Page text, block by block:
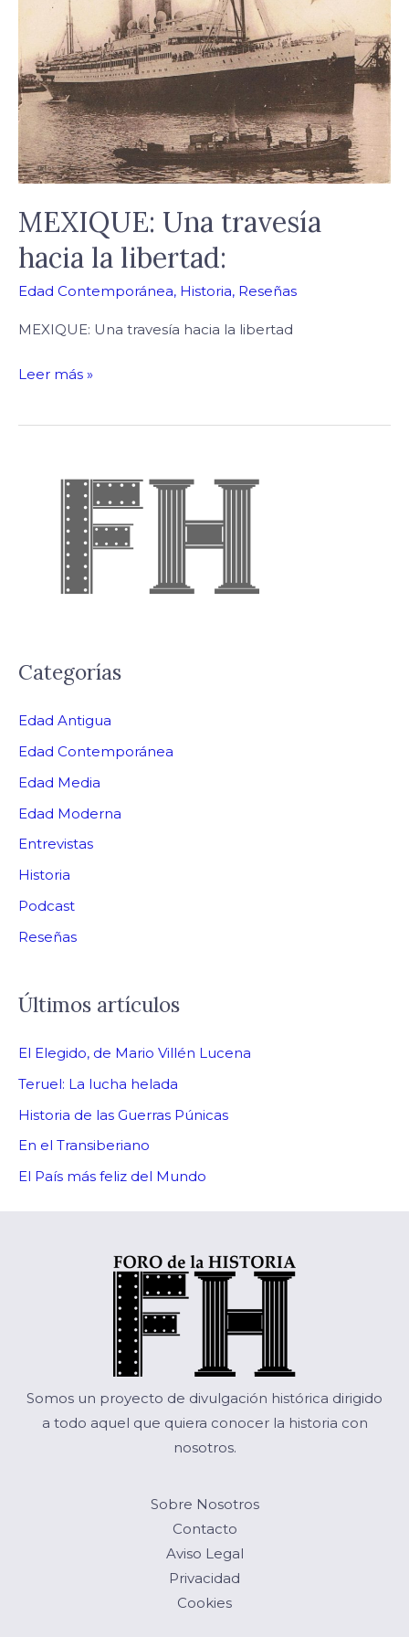
MEXIQUE: Una travesía
hacia la libertad:
Edad Contemporánea, Historia, Reseñas
MEXIQUE: Una travesía hacia la libertad
travesía
la
libertad:
Leer más »
Categorías
Edad Antigua
Edad Contemporánea
Edad Media
Edad Moderna
Entrevistas
Historia
Podcast
Reseñas
Últimos artículos
El Elegido, de Mario Villén Lucena
Teruel: La lucha helada
Historia de las Guerras Púnicas
En el Transiberiano
El País más feliz del Mundo
Somos un proyecto de divulgación histórica dirigido
a todo aquel que quiera conocer la historia con
nosotros.
Sobre Nosotros
Contacto
Aviso Legal
Privacidad
Cookies